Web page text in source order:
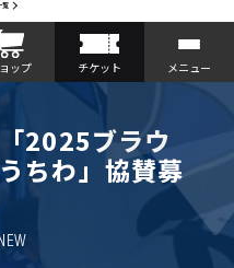
覧
ップ チケット メニュー
2025ブラウ
ちわ」協賛募